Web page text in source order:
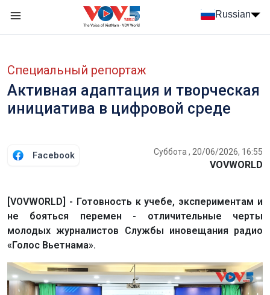
Russian
Специальный репортаж
Активная адаптация и творческая
инициатива в цифровой среде
Facebook Суббота , 20/06/2026, 16:55
VOVWORLD
[VOVWORLD] - Готовность к учебе, экспериментам и
не бояться перемен - отличительные черты
молодых журналистов Службы иновещания радио
«Голос Вьетнама».